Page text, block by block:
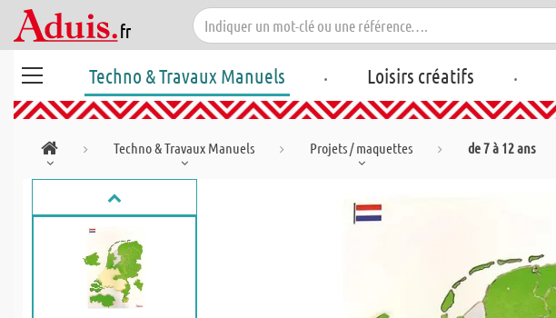
Techno & Travaux Manuels . Loisirs créatifs .
Techno & Travaux Manuels Projets / maquettes de 7 à 12 ans